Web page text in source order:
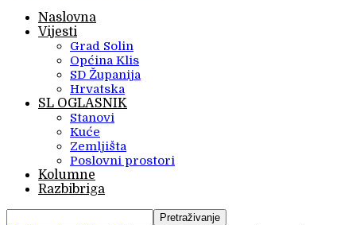
Naslovna
Vijesti
Grad Solin
Općina Klis
SD Županija
Hrvatska
SL OGLASNIK
Stanovi
Kuće
Zemljišta
Poslovni prostori
Kolumne
Razbibriga